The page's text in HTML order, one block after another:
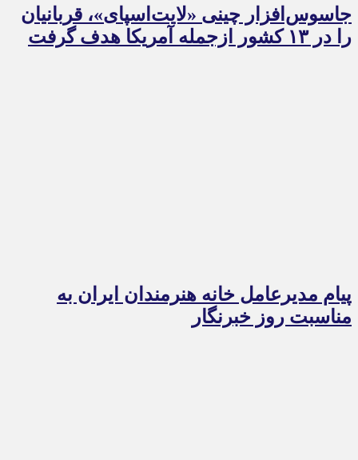
جاسوس‌افزار چینی «لایت‌اسپای»، قربانیان
را در ۱۳ کشور ازجمله آمریکا هدف گرفت
پیام مدیرعامل خانه هنرمندان ایران به
مناسبت روز خبرنگار